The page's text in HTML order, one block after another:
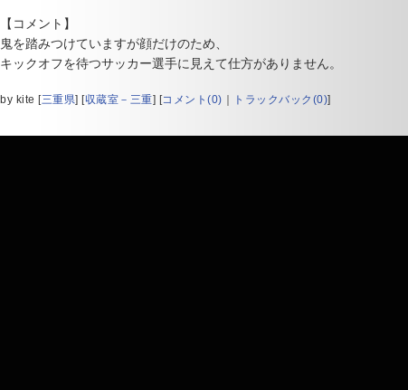
【コメント】
鬼を踏みつけていますが顔だけのため、
キックオフを待つサッカー選手に見えて仕方がありません。
by kite [三重県] [収蔵室－三重] [コメント(0) トラックバック(0)]